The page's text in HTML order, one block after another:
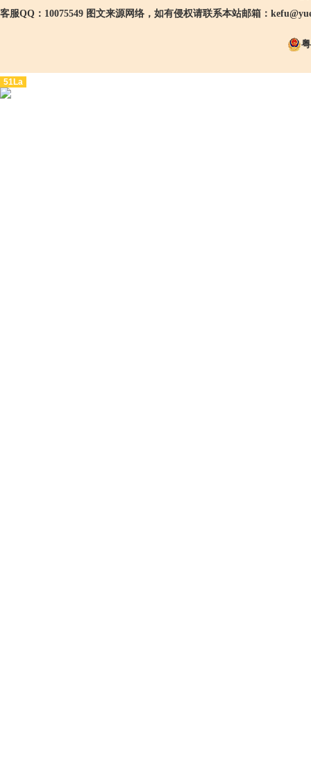
客服QQ：10075549 图文来源网络，如有侵权请联系本站邮箱：
51La